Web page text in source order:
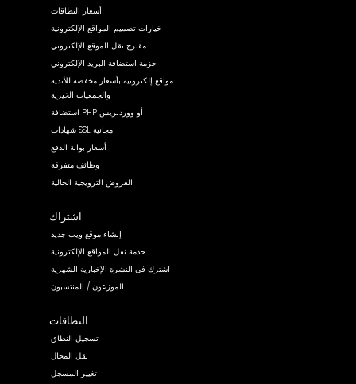
أسعار النطاقات
خيارات تصميم المواقع الإلكترونية
مقترح نقل الموقع الإلكتروني
حزمة استضافة البريد الإلكتروني
مواقع إلكترونية بأسعار مخفضة للأندية
والجمعيات الخيرية
استضافة PHP أو ووردبريس
شهادات SSL مجانية
أسعار بوابة الدفع
وظائف متفرقة
العروض الترويجية الحالية
اشتراك
إنشاء موقع ويب جديد
خدمة نقل المواقع الإلكترونية
اشترك في النشرة الإخبارية الشهرية
الموزعون / المنتسبون
النطاقات
تسجيل النطاق
نقل المجال
تغيير المسجل